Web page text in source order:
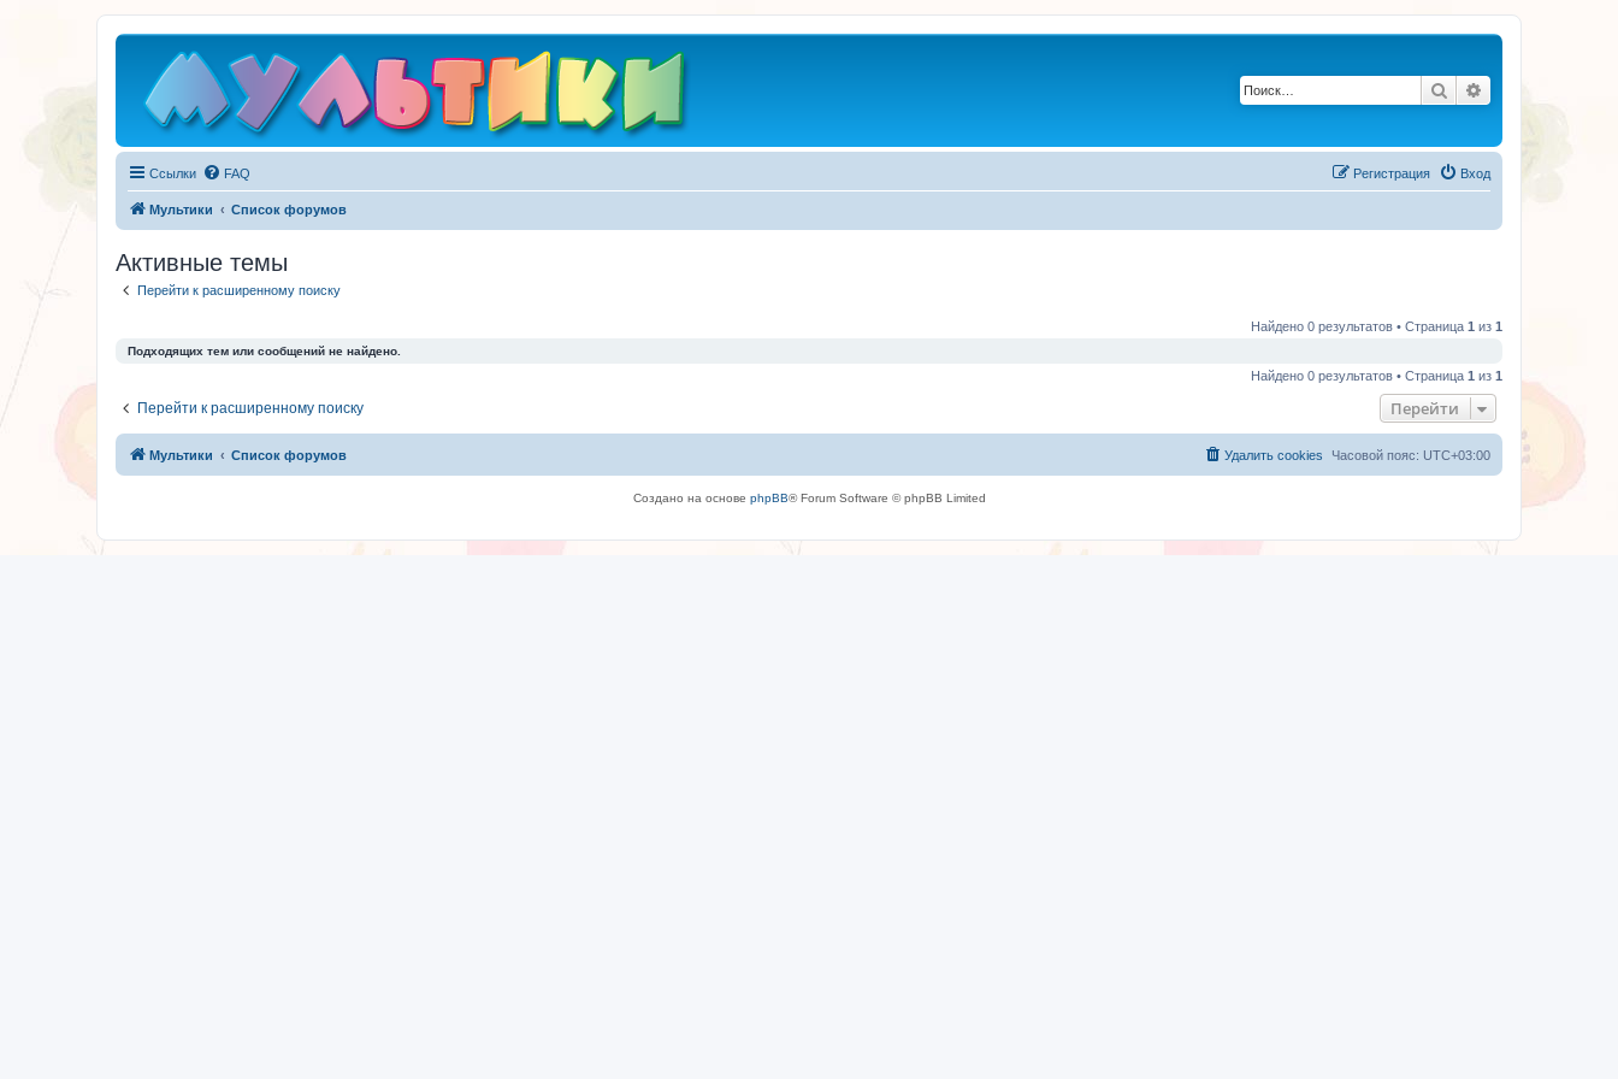
Поиск
Ссылки FAQ Вход
Регистрация
Мультики Список форумов
Активные темы
Перейти к расширенному поиску
Найдено 0 результатов • Страница 1 из 1
Подходящих тем или сообщений не найдено.
Найдено 0 результатов • Страница 1 из 1
Перейти к расширенному поиску Перейти
Мультики Список форумов Часовой пояс: UTC+03:00
Удалить cookies
Создано на основе phpBB® Forum Software © phpBB Limited